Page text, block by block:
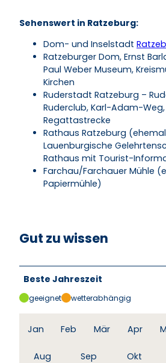
Sehenswert in Ratzeburg:
Dom- und Inselstadt
Ratzeburger Dom, Ernst
Paul Weber Museum,
Kirchen
Ruderstadt Ratzeburg –
Ruderclub, Karl-Adam-
Regattastrecke
Rathaus Ratzeburg
Lauenburgische
Rathaus mit Tourist-
Farchau/Farchauer Mühle
Papiermühle)
Gut zu wissen
Beste Jahreszeit
geeignet wetterabhängig
Jan Feb Mär Apr
Aug Sep Okt